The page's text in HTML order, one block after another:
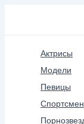
Актрисы
Модели
Певицы